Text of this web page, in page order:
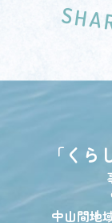
「くら
中山間地